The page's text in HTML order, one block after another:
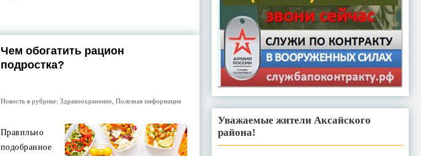
Чем обогатить рацион
подростка?
Новость в рубрике: Здравоохранение, Полезная информация
Правильно
подобранное
Уважаемые жители Аксайского
района!